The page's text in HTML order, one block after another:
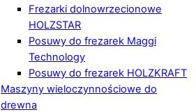
Frezarki dolnowrzecionowe
HOLZSTAR
Posuwy do frezarek Maggi
Technology
Posuwy do frezarek HOLZKRAFT
Maszyny wieloczynnościowe do
drewna